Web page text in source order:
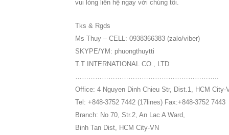
vui lòng liên hệ ngay với chúng tôi.
Tks & Rgds
Ms Thuy – CELL: 0938366383 (zalo/viber)
SKYPE/YM: phuongthuytti
T.T INTERNATIONAL CO., LTD
………………………………………………………..
Office: 4 Nguyen Dinh Chieu Str, Dist.1, HCM City-
Tel: +848-3752 7442 (17lines) Fax:+848-3752 7443
Branch: No 70, Str.2, An Lac A Ward,
Binh Tan Dist, HCM City-VN